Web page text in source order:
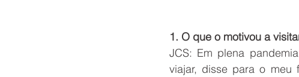
1. O que o motivou a
JCS: Em plena
viajar, disse para o meu